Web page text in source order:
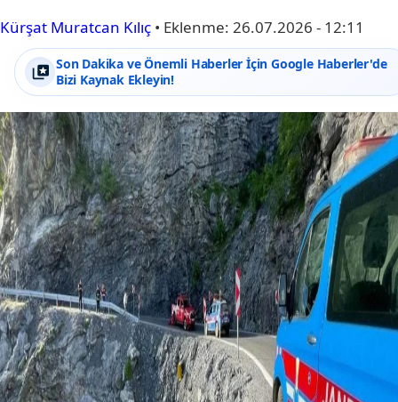
Kürşat Muratcan Kılıç • Eklenme: 26.07.2026 - 12:11
Son Dakika ve Önemli Haberler İçin Google Haberler'de
Bizi Kaynak Ekleyin!